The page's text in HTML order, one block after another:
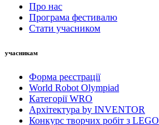
Про нас
Програма фестивалю
Стати учасником
учасникам
Форма реєстрації
World Robot Olympiad
Категорії WRO
Архітектура by INVENTOR
Конкурс творчих робіт з LEGO